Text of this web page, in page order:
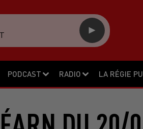
PODCAST RADIO LA RÉGIE